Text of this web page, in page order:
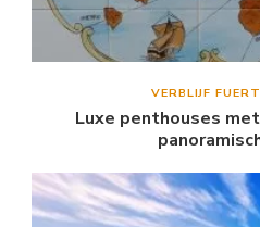
VERBLIJF
Luxe penthouses